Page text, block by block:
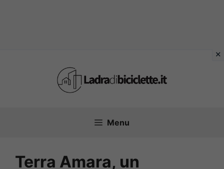
Menu
Terra Amara, un